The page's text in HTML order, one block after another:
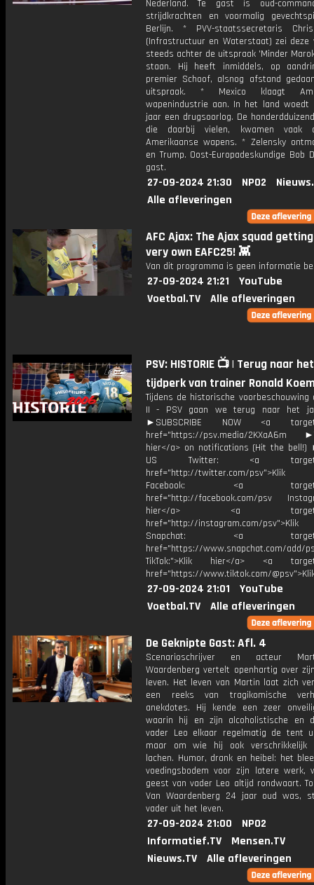
Nederland. Te gast is oud-
strijdkrachten en voormalig
Berlijn. * PVV-staatssecretaris
(Infrastructuur en Waterstaat) zei deze
steeds achter de uitspraak 'Minder
staan. Hij heeft inmiddels, op
premier Schoof, alsnog afstand
uitspraak. * Mexico klaagt
wapenindustrie aan. In het land
jaar een drugsoorlog. De
die daarbij vielen, kwamen vaak
Amerikaanse wapens. * Zelensky
en Trump. Oost-Europadeskundige Bob
gast.
27-09-2024 21:30 NPO2
Alle afleveringen
AFC Ajax: The Ajax squad
very own EAFC25! 👾
Van dit programma is geen informatie
27-09-2024 21:21
YouTube
Voetbal.TV
Alle afleveringen
PSV: HISTORIE 📺 | Terug naar het
tijdperk van trainer Ronald
Tijdens de historische voorbeschouwing
II - PSV gaan we terug naar het
►SUBSCRIBE NOW <a
href="https://psv.media/2KXaA6m
hier</a> on notifications (Hit the bell!)
US Twitter: <a
href="http://twitter.com/psv">Klik
Facebook: <a
href="http://facebook.com/psv
hier</a> <a
href="http://instagram.com/
Snapchat: <a
href="https://www.snapchat.com/add/
TikTok:">Klik hier</a> <a
href="https://www.tiktok.com/
27-09-2024 21:01
YouTube
Voetbal.TV
Alle afleveringen
De Geknipte Gast: Afl. 4
Scenarioschrijver en acteur
Waardenberg vertelt openhartig over
leven. Het leven van Martin laat zich
een reeks van tragikomische
anekdotes. Hij kende een zeer
waarin hij en zijn alcoholistische en
vader Leo elkaar regelmatig de tent
maar om wie hij ook verschrikkelijk
lachen. Humor, drank en heibel: het
voedingsbodem voor zijn latere werk,
geest van vader Leo altijd rondwaart.
Van Waardenberg 24 jaar oud was,
vader uit het leven.
27-09-2024 21:00
NPO2
Informatief.TV
Mensen.TV
Nieuws.TV
Alle afleveringen